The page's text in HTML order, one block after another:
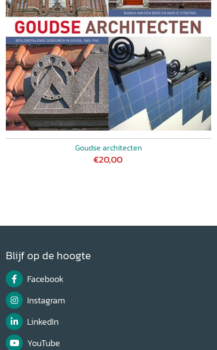
Goudse architecten
€20,00
Blijf op de hoogte
Facebook
Instagram
LinkedIn
YouTube